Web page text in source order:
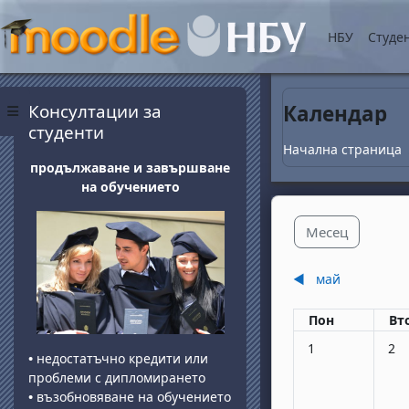
Прескочи на
Страничен панел
НБУ
Календар
Начална страница
Месец
◀︎ май
Понеделник
Пон
Няма събития,
1 2
Блокове
Консултации за
студенти
продължаване и завършване
на обучението
• недостатъчно кредити или
проблеми с дипломирането
• възобновяване на обучението